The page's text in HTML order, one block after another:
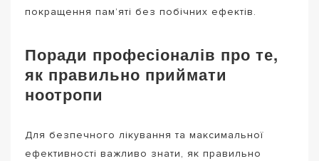
покращення пам’яті без побічних ефектів.
Поради професіоналів про те,
як правильно приймати
ноотропи
Для безпечного лікування та максимальної
ефективності важливо знати, як правильно